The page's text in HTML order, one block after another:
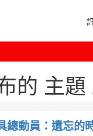
的 主
總動員：遺忘的